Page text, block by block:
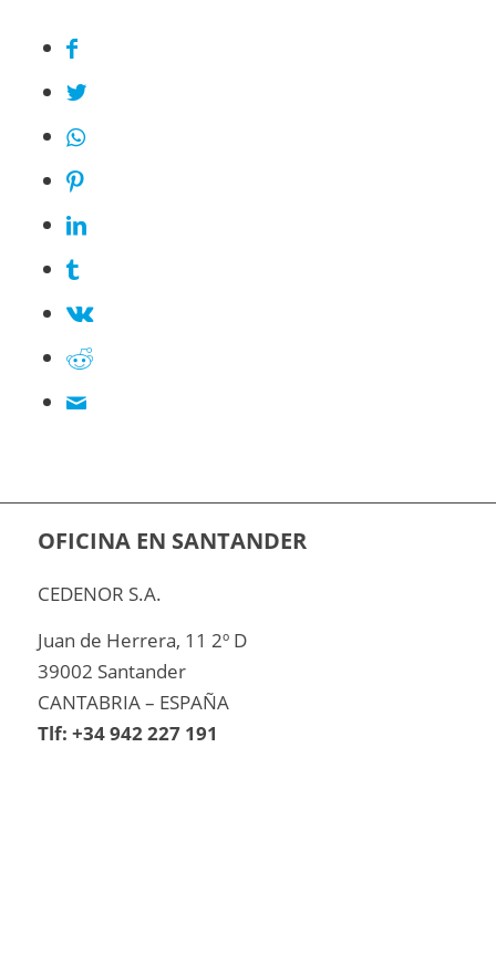
OFICINA EN SANTANDER
CEDENOR S.A.
Juan de Herrera, 11 2º D
39002 Santander
CANTABRIA – ESPAÑA
Tlf: +34 942 227 191